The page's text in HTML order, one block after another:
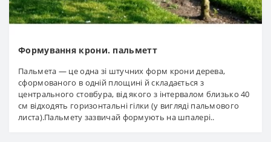
Формування крони. пальметт
Пальмета — це одна зі штучних форм крони дерева,
сформованого в одній площині й складається з
центрального стовбура, від якого з інтервалом близько 40
см відходять горизонтальні гілки (у вигляді пальмового
листа).Пальмету зазвичай формують на шпалері..